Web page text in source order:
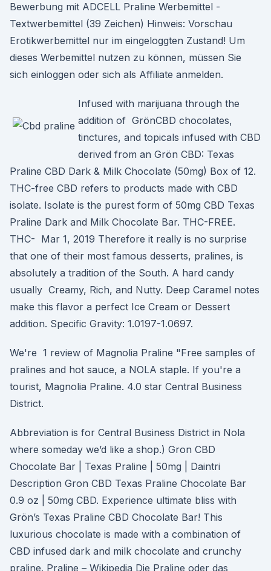
Bewerbung mit ADCELL Praline Werbemittel -
Textwerbemittel (39 Zeichen) Hinweis: Vorschau
Erotikwerbemittel nur im eingeloggten Zustand! Um
dieses Werbemittel nutzen zu können, müssen Sie
sich einloggen oder sich als Affiliate anmelden.
Infused with marijuana through the
addition of GrönCBD chocolates,
tinctures, and topicals infused with CBD
derived from an Grön CBD: Texas
Praline CBD Dark & Milk Chocolate (50mg) Box of 12.
THC-free CBD refers to products made with CBD
isolate. Isolate is the purest form of 50mg CBD Texas
Praline Dark and Milk Chocolate Bar. THC-FREE.
THC- Mar 1, 2019 Therefore it really is no surprise
that one of their most famous desserts, pralines, is
absolutely a tradition of the South. A hard candy
usually Creamy, Rich, and Nutty. Deep Caramel notes
make this flavor a perfect Ice Cream or Dessert
addition. Specific Gravity: 1.0197-1.0697.
We're 1 review of Magnolia Praline "Free samples of
pralines and hot sauce, a NOLA staple. If you're a
tourist, Magnolia Praline. 4.0 star Central Business
District.
Abbreviation is for Central Business District in Nola
where someday we’d like a shop.) Gron CBD
Chocolate Bar | Texas Praline | 50mg | Daintri
Description Gron CBD Texas Praline Chocolate Bar
0.9 oz | 50mg CBD. Experience ultimate bliss with
Grön’s Texas Praline CBD Chocolate Bar! This
luxurious chocolate is made with a combination of
CBD infused dark and milk chocolate and crunchy
praline. Praline – Wikipedia Die Praline oder das